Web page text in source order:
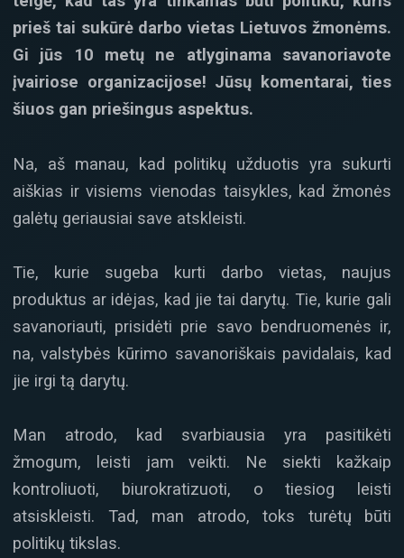
prieš tai sukūrė darbo vietas Lietuvos žmonėms.
Gi jūs 10 metų ne atlyginama savanoriavote
įvairiose organizacijose! Jūsų komentarai, ties
šiuos gan priešingus aspektus.
Na, aš manau, kad politikų užduotis yra sukurti
aiškias ir visiems vienodas taisykles, kad žmonės
galėtų geriausiai save atskleisti.
Tie, kurie sugeba kurti darbo vietas, naujus
produktus ar idėjas, kad jie tai darytų. Tie, kurie gali
savanoriauti, prisidėti prie savo bendruomenės ir,
na, valstybės kūrimo savanoriškais pavidalais, kad
jie irgi tą darytų.
Man atrodo, kad svarbiausia yra pasitikėti
žmogum, leisti jam veikti. Ne siekti kažkaip
kontroliuoti, biurokratizuoti, o tiesiog leisti
atsiskleisti. Tad, man atrodo, toks turėtų būti
politikų tikslas.